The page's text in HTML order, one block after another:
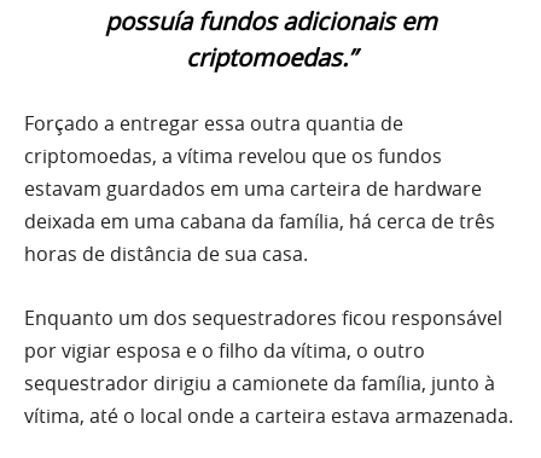
possuía fundos adicionais em
criptomoedas.”
Forçado a entregar essa outra quantia de
criptomoedas, a vítima revelou que os fundos
estavam guardados em uma carteira de hardware
deixada em uma cabana da família, há cerca de três
horas de distância de sua casa.
Enquanto um dos sequestradores ficou responsável
por vigiar esposa e o filho da vítima, o outro
sequestrador dirigiu a camionete da família, junto à
vítima, até o local onde a carteira estava armazenada.